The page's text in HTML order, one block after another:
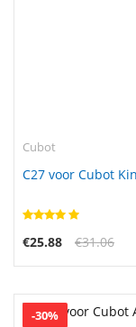
Cubot
C27 voor Cubot
€25.88 €31.06
-30%